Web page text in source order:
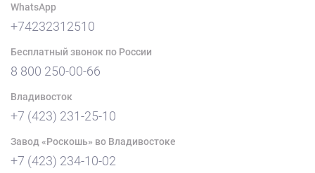
WhatsApp
+74232312510
Бесплатный звонок по России
8 800 250-00-66
Владивосток
+7 (423) 231-25-10
Завод «Роскошь» во Владивостоке
+7 (423) 234-10-02